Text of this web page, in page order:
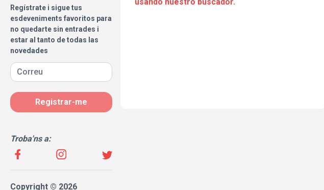
Regístrate i sigue tus
esdeveniments favoritos para
no quedarte sin entrades i
estar al tanto de todas las
novedades
Registrar-me
Troba'ns a:
Copyright © 2026